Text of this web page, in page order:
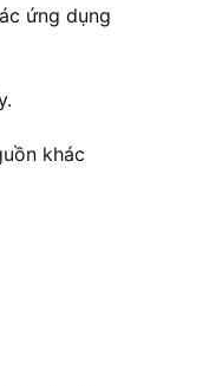
ứng dụng
khác